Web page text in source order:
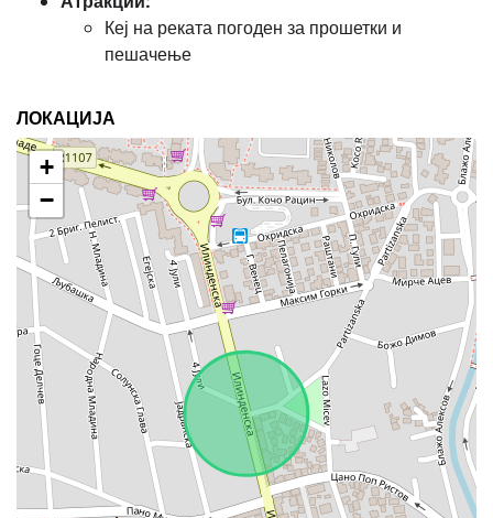
Кеј на реката погоден за прошетки и
пешачење
ЛОКАЦИЈА
+
−